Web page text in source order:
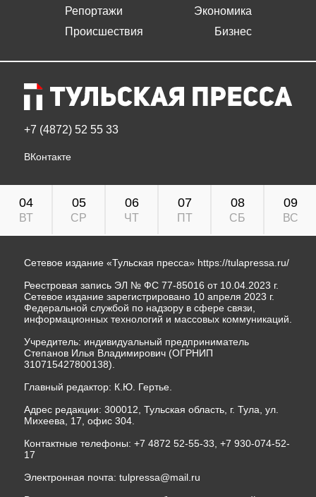
Репортажи
Происшествия
Экономика
Бизнес
+7 (4872) 52 55 33
ВКонтакте
04
ВТ
05
СР
06
ЧТ
07
ПТ
08
СБ
09
ВС
Сетевое издание «Тульская пресса» https://tulapressa.ru/
Реестровая запись ЭЛ № ФС 77-85016 от 10.04.2023 г.
Сетевое издание зарегистрировано 10 апреля 2023 г.
Федеральной службой по надзору в сфере связи,
информационных технологий и массовых коммуникаций.
Учредитель: индивидуальный предприниматель
Степанов Илья Владимирович (ОГРНИП
310715427800138).
Главный редактор: К.Ю. Гертье.
Адрес редакции: 300012, Тульская область, г. Тула, ул.
Михеева, 17, офис 304.
Контактные телефоны: +7 4872 52-55-33, +7 930-074-52-
17
Электронная почта: tulpressa@mail.ru